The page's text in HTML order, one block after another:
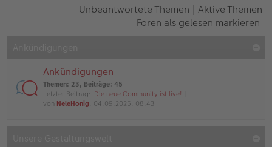
Unbeantwortete Themen | Aktive Themen
Foren als gelesen markieren
Ankündigungen
Themen: 23, Beiträge: 45
Letzter Beitrag: Die neue Community ist live!
von NeleHonig, 04.09.2025, 08:43